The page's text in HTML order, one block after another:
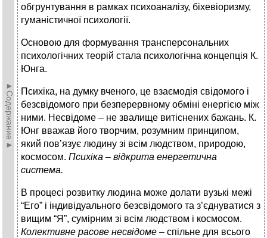
►Содержание►
обгрунтування в рамках психоаналізу, біхевіоризму,
гуманістичної психології.
Основою для формування трансперсональних
психологічних теорій стала психологічна концепція К.
Юнга.
Психіка, на думку вченого, це взаємодія свідомого і
безсвідомого при безперервному обміні енергією між
ними. Несвідоме – не звалище витіснених бажань. К.
Юнг вважав його творчим, розумним принципом,
який пов’язує людину зі всім людством, природою,
космосом. Психіка – відкрита енергетична
система.
В процесі розвитку людина може долати вузькі межі
“Его” і індивідуального безсвідомого та з’єднуватися з
вищим “Я”, сумірним зі всім людством і космосом.
Колективне расове несвідоме – спільне для всього